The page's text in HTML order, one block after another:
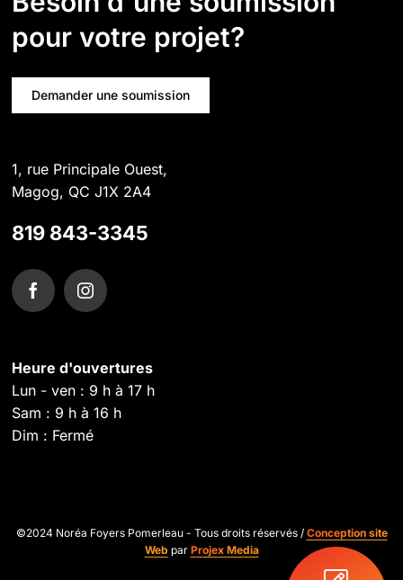
pour votre projet?
Demander une soumission
1, rue Principale Ouest,
Magog, QC J1X 2A4
819 843-3345
Heure d'ouvertures
Lun - ven : 9 h à 17 h
Sam : 9 h à 16 h
Dim : Fermé
©2024 Noréa Foyers Pomerleau - Tous droits réservés / Conception site
Web par Projex Media